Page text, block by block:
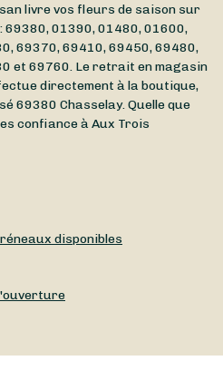
livre vos fleurs de saison sur
69380, 01390, 01480, 01600,
69370, 69410, 69450, 69480,
et 69760. Le retrait en magasin
directement à la boutique,
69380 Chasselay. Quelle que
confiance à Aux Trois
disponibles